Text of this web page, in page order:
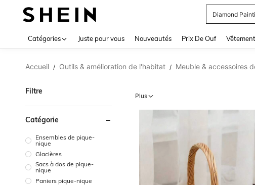
Blouse Femme
Catégories Juste pour vous Nouveautés Prix De Ouf
Accueil / Outils & amélioration de l'habitat / Meuble & accessoires
Filtre
Catégorie
Ensembles de pique-
nique
Glacières
Sacs à dos de pique-
nique
Paniers pique-nique
Plus